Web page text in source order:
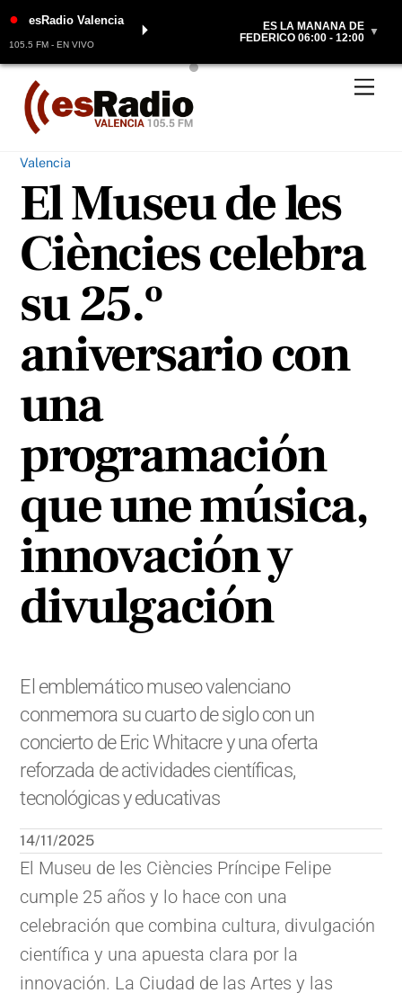
Skip
content
● esRadio Valencia
105.5 FM - EN VIVO
⏵
ES LA MAÑANA DE
FEDERICO 06:00 - 12:00 ▼
Valencia
El Museu de les
Ciències celebra
su 25.º
aniversario con
una
programación
que une música,
innovación y
divulgación
El emblemático museo valenciano
conmemora su cuarto de siglo con un
concierto de Eric Whitacre y una oferta
reforzada de actividades científicas,
tecnológicas y educativas
14/11/2025
El Museu de les Ciències Príncipe Felipe
cumple 25 años y lo hace con una
celebración que combina cultura, divulgación
científica y una apuesta clara por la
innovación. La Ciudad de las Artes y las